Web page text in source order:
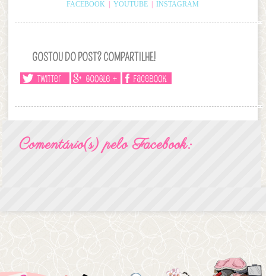
FACEBOOK |YOUTUBE |INSTAGRAM
GOSTOU DO POST? COMPARTILHE!
Comentário(s) pelo Facebook: